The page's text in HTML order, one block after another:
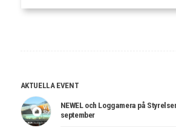
AKTUELLA EVENT
NEWEL och Loggamera på
september